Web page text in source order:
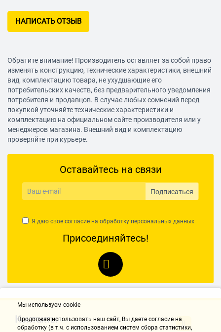
НАПИСАТЬ ОТЗЫВ
Обратите внимание! Производитель оставляет за собой право
изменять конструкцию, технические характеристики, внешний
вид, комплектацию товара, не ухудшающие его
потребительских качеств, без предварительного уведомления
потребителя и продавцов. В случае любых сомнений перед
покупкой уточняйте технические характеристики и
комплектацию на официальном сайте производителя или у
менеджеров магазина. Внешний вид и комплектацию
проверяйте при курьере.
Оставайтесь на связи
Подписаться
Я даю свое согласие на обработку персональных данных
Присоединяйтесь!
Контакты
Мы используем cookie
Продолжая использовать наш cайт, Вы даете согласие на
обработку (в т.ч. с использованием систем сбора статистики,